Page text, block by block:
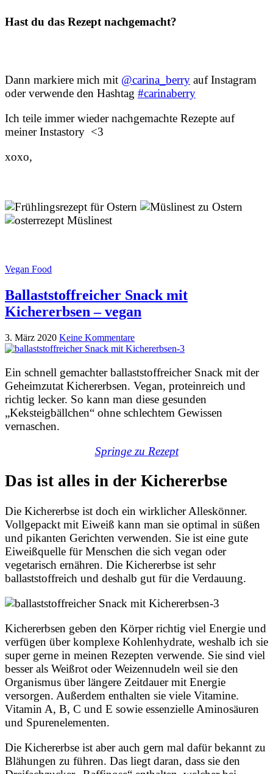
Hast du das Rezept nachgemacht?
Dann markiere mich mit @carina_berry auf Instagram
oder verwende den Hashtag #carinaberry
Ich teile immer wieder nachgemachte Rezepte auf
meiner Instastory <3
xoxo,
Vegan Food
Ballaststoffreicher Snack mit
Kichererbsen – vegan
3. März 2020 Keine Kommentare
Ein schnell gemachter ballaststoffreicher Snack mit der
Geheimzutat Kichererbsen. Vegan, proteinreich und
richtig lecker. So kann man diese gesunden
„Keksteigbällchen“ ohne schlechtem Gewissen
vernaschen.
Springe zu Rezept
Das ist alles in der Kichererbse
Die Kichererbse ist doch ein wirklicher Alleskönner.
Vollgepackt mit Eiweiß kann man sie optimal in süßen
und pikanten Gerichten verwenden. Sie ist eine gute
Eiweißquelle für Menschen die sich vegan oder
vegetarisch ernähren. Die Kichererbse ist sehr
ballaststoffreich und deshalb gut für die Verdauung.
Kichererbsen geben den Körper richtig viel Energie und
verfügen über komplexe Kohlenhydrate, weshalb ich sie
super gerne in meinen Rezepten verwende. Sie sind viel
besser als Weißrot oder Weizennudeln weil sie den
Organismus über längere Zeitdauer mit Energie
versorgen. Außerdem enthalten sie viele Vitamine.
Vitamin A, B, C und E sowie essenzielle Aminosäuren
und Spurenelementen.
Die Kichererbse ist aber auch gern mal dafür bekannt zu
Blähungen zu führen. Das liegt daran, dass sie den